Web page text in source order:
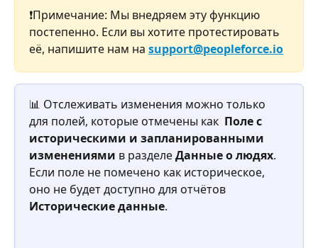
❗Примечание: Мы внедряем эту функцию
постепенно. Если вы хотите протестировать
её, напишите нам на support@peopleforce.io
📊 Отслеживать изменения можно только
для полей, которые отмечены как Поле с
историческими и запланированными
изменениями в разделе Данные о людях.
Если поле не помечено как историческое,
оно не будет доступно для отчётов
Исторические данные.